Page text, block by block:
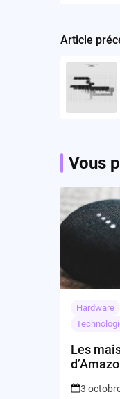
Post
Article
Vous
Hardware
Les
3